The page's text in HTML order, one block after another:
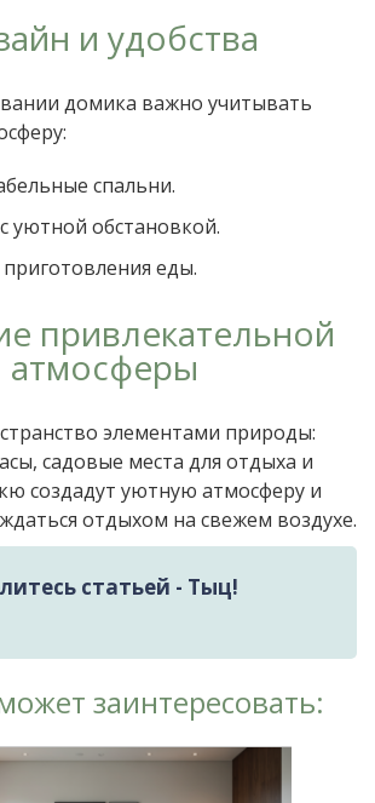
и удобства
домика важно учитывать
спальни.
уютной обстановкой.
приготовления еды.
привлекательной
атмосферы
элементами природы:
садовые места для отдыха и
создадут уютную атмосферу и
отдыхом на свежем воздухе.
статьей - Тыц!
заинтересовать: